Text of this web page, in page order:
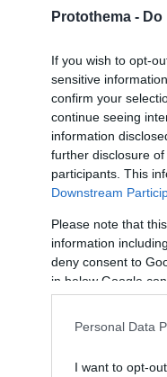
Protothema -
If you wish to opt-
sensitive
confirm your
continue seeing
information
further disclosure
participants. This
Downstream
Please note that
information
deny consent to
in below Google
Personal Data
I want to opt-